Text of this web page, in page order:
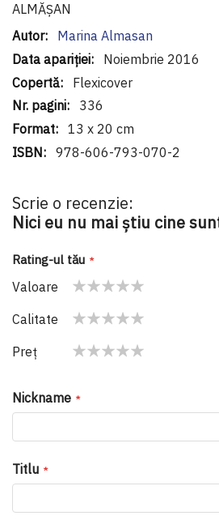
ALMĂȘAN
Informaţii
suplimentare
Marina Almasan
Noiembrie 2016
Flexicover
336
13 x 20 cm
978-606-793-070-2
Scrie o recenzie:
Nici eu nu mai ştiu cine
Rating-ul tău
Valoare
star
stars
stars
stars
stars
Calitate
star
stars
stars
stars
stars
Preţ
Nickname
Titlu